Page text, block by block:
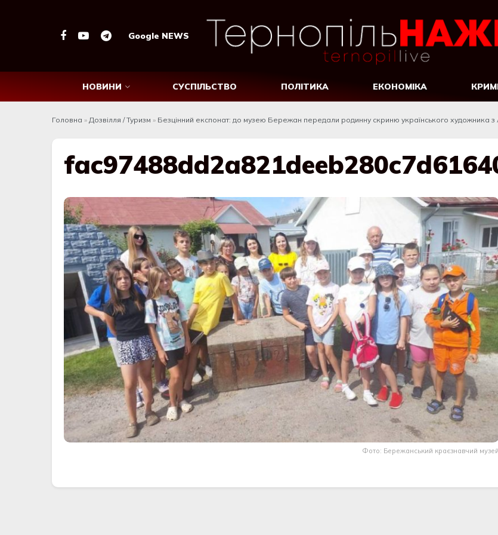
Google NEWS
НОВИНИ СУСПІЛЬСТВО ПОЛІТИКА ЕКОНОМІКА
Головна » Дозвілля / Туризм » Безцінний експонат: до музею Бережан передали родинну скриню українського художника з
Фото: Бережанський краєзнавчий музей